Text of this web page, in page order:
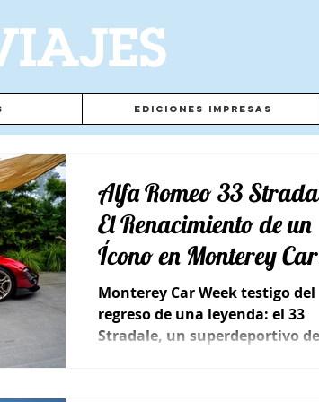
Ediciones Impresas
Alfa Romeo 33
El Renacimiento de un
Ícono en Monterey Car
Week
Monterey Car Week testigo del
regreso de una leyenda: el 33
Stradale, un superdeportivo de